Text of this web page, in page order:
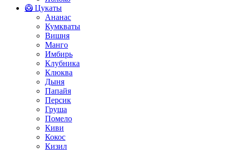
🥝 Цукаты
Ананас
Кумкваты
Вишня
Манго
Имбирь
Клубника
Клюква
Дыня
Папайя
Персик
Груша
Помело
Киви
Кокос
Кизил